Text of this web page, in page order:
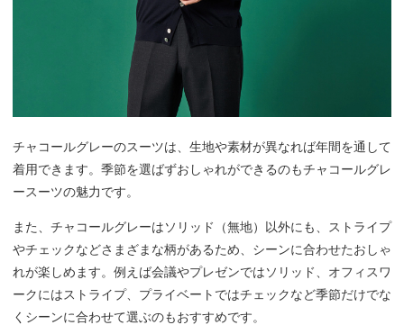
チャコールグレーのスーツは、生地や素材が異なれば年間を通して
着用できます。季節を選ばずおしゃれができるのもチャコールグレ
ースーツの魅力です。
また、チャコールグレーはソリッド（無地）以外にも、ストライプ
やチェックなどさまざまな柄があるため、シーンに合わせたおしゃ
れが楽しめます。例えば会議やプレゼンではソリッド、オフィスワ
ークにはストライプ、プライベートではチェックなど季節だけでな
くシーンに合わせて選ぶのもおすすめです。